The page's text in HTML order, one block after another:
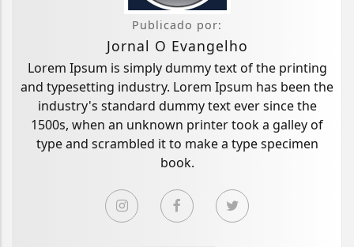
Publicado por:
Jornal O Evangelho
Lorem Ipsum is simply dummy text of the printing
and typesetting industry. Lorem Ipsum has been the
industry's standard dummy text ever since the
1500s, when an unknown printer took a galley of
type and scrambled it to make a type specimen
book.